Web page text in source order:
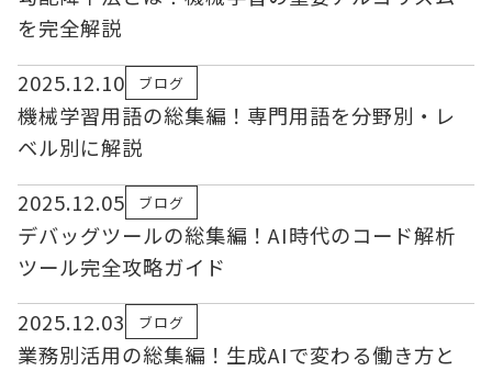
を完全解説
2025.12.10
ブログ
機械学習用語の総集編！専門用語を分野別・レ
ベル別に解説
2025.12.05
ブログ
デバッグツールの総集編！AI時代のコード解析
ツール完全攻略ガイド
2025.12.03
ブログ
業務別活用の総集編！生成AIで変わる働き方と